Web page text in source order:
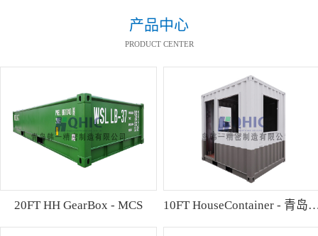
产品中心
PRODUCT CENTER
20FT HH GearBox - MCS 10FT